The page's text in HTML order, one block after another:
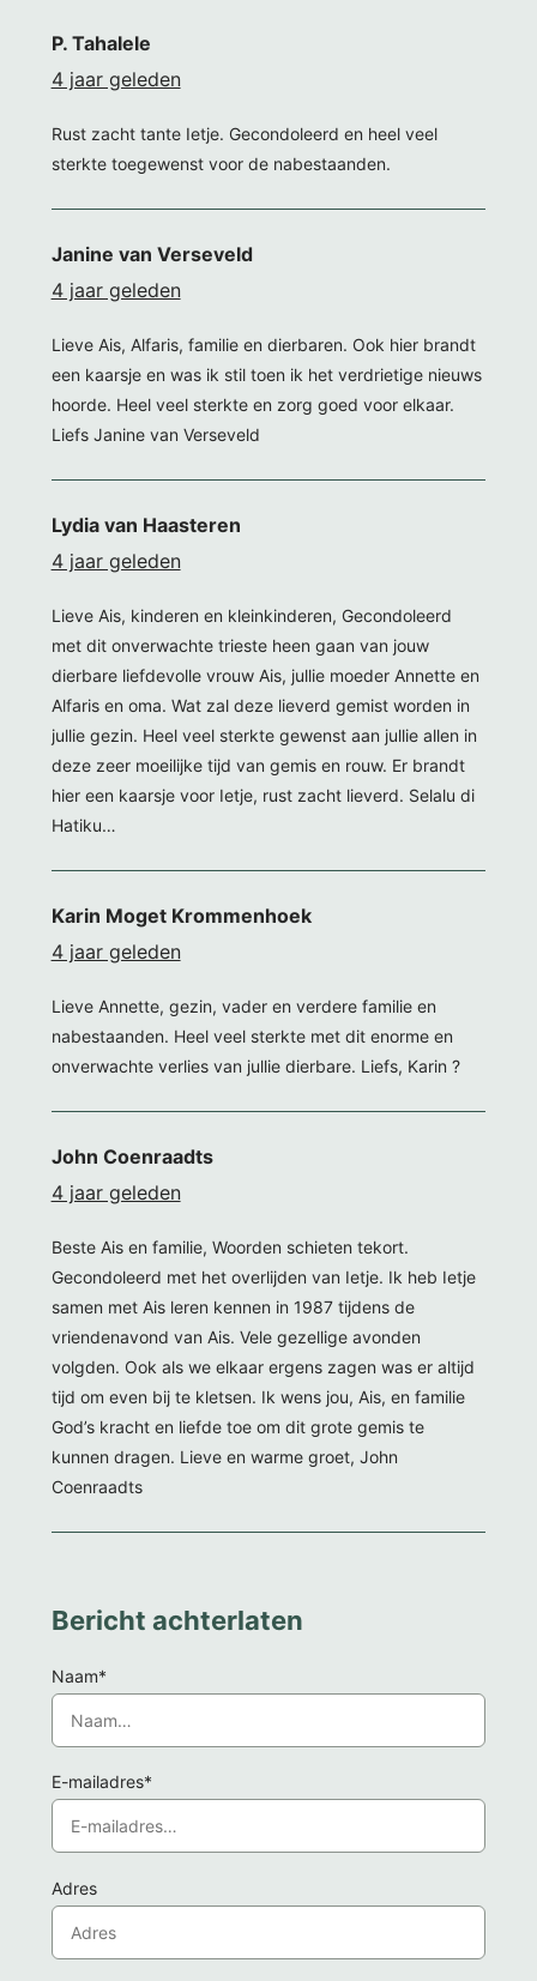
P. Tahalele
4 jaar geleden
Rust zacht tante Ietje. Gecondoleerd en heel veel
sterkte toegewenst voor de nabestaanden.
Janine van Verseveld
4 jaar geleden
Lieve Ais, Alfaris, familie en dierbaren. Ook hier brandt
een kaarsje en was ik stil toen ik het verdrietige nieuws
hoorde. Heel veel sterkte en zorg goed voor elkaar.
Liefs Janine van Verseveld
Lydia van Haasteren
4 jaar geleden
Lieve Ais, kinderen en kleinkinderen, Gecondoleerd
met dit onverwachte trieste heen gaan van jouw
dierbare liefdevolle vrouw Ais, jullie moeder Annette en
Alfaris en oma. Wat zal deze lieverd gemist worden in
jullie gezin. Heel veel sterkte gewenst aan jullie allen in
deze zeer moeilijke tijd van gemis en rouw. Er brandt
hier een kaarsje voor Ietje, rust zacht lieverd. Selalu di
Hatiku…
Karin Moget Krommenhoek
4 jaar geleden
Lieve Annette, gezin, vader en verdere familie en
nabestaanden. Heel veel sterkte met dit enorme en
onverwachte verlies van jullie dierbare. Liefs, Karin ?
John Coenraadts
4 jaar geleden
Beste Ais en familie, Woorden schieten tekort.
Gecondoleerd met het overlijden van Ietje. Ik heb Ietje
samen met Ais leren kennen in 1987 tijdens de
vriendenavond van Ais. Vele gezellige avonden
volgden. Ook als we elkaar ergens zagen was er altijd
tijd om even bij te kletsen. Ik wens jou, Ais, en familie
God’s kracht en liefde toe om dit grote gemis te
kunnen dragen. Lieve en warme groet, John
Coenraadts
Bericht achterlaten
Naam*
E-mailadres*
Adres